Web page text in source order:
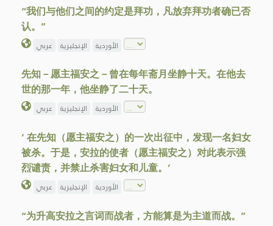
“我们与他们之间的约定是拜功，凡放弃拜功者确已否
认。”
عربي الإنجليزية الأوردية
先知－愿主福安之－曾在每年斋月坐静十天。在他去
世的那一年，他坐静了二十天。
عربي الإنجليزية الأوردية
‘ 在先知（愿主福安之）的一次出征中，发现一名妇女
被杀。于是，安拉的使者（愿主福安之）对此表示强
烈谴责，并禁止杀害妇女和儿童。’
عربي الإنجليزية الأوردية
“为升高安拉之言词而战者，方能算是为主道而战。”